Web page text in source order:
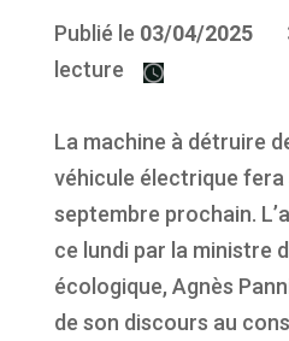
Publié le 03/04/20253
lecture
La machine à détruire
véhicule électrique
septembre prochain.
ce lundi par la ministre
écologique, Agnès
de son discours au